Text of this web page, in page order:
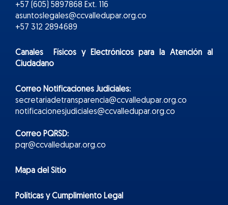
+57 (605) 5897868 Ext. 116
asuntoslegales@ccvalledupar.org.co
+57 312 2894689
Canales Físicos yElectrónicospara la Atención al
Ciudadano
Correo Notificaciones Judiciales:
secretariadetransparencia@ccvalledupar.org.co
notificacionesjudiciales@ccvalledupar.org.co
Correo PQRSD:
pqr@ccvalledupar.org.co
Mapa del Sitio
Políticas y Cumplimiento Legal